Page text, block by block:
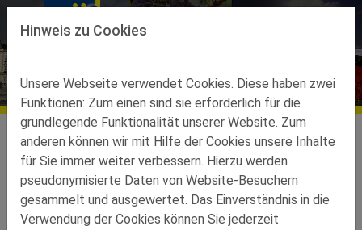
Direkt zur Hauptnavigation springen
Direkt zum Inhalt springen
Bildergalerien
Ortsgruppen
Ortsgruppen Teilbez. Wolkersdorf Wolkersdorf Galerie
Frühlingsausflug 2026
Hinweis zu Cookies
Unsere Webseite verwendet Cookies. Diese haben zwei
Funktionen: Zum einen sind sie erforderlich für die
grundlegende Funktionalität unserer Website. Zum
anderen können wir mit Hilfe der Cookies unsere Inhalte
für Sie immer weiter verbessern. Hierzu werden
pseudonymisierte Daten von Website-Besuchern
gesammelt und ausgewertet. Das Einverständnis in die
Verwendung der Cookies können Sie jederzeit